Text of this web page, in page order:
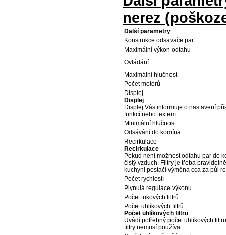
nerez
Další parametry
Konstrukce odsavače par
Maximální výkon odtahu
Ovládání
Maximální hlučnost
Počet motorů
Displej
Displej
Displej Vás informuje o nastavení
funkcí nebo textem.
Minimální hlučnost
Odsávání do komína
Recirkulace
Recirkulace
Pokud není možnost odtahu par do
čistý vzduch. Filtry je třeba
kuchyni postačí výměna cca za půl
Počet rychlostí
Plynulá regulace výkonu
Počet tukových filtrů
Počet uhlíkových filtrů
Počet uhlíkových filtrů
Uvádí potřebný počet uhlíkových
filtry nemusí používat.